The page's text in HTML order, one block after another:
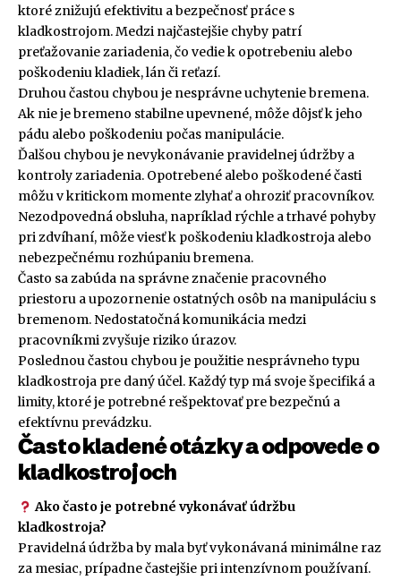
ktoré znižujú efektivitu a bezpečnosť práce s
kladkostrojom. Medzi najčastejšie chyby patrí
preťažovanie zariadenia, čo vedie k opotrebeniu alebo
poškodeniu kladiek, lán či reťazí.
Druhou častou chybou je nesprávne uchytenie bremena.
Ak nie je bremeno stabilne upevnené, môže dôjsť k jeho
pádu alebo poškodeniu počas manipulácie.
Ďalšou chybou je nevykonávanie pravidelnej údržby a
kontroly zariadenia. Opotrebené alebo poškodené časti
môžu v kritickom momente zlyhať a ohroziť pracovníkov.
Nezodpovedná obsluha, napríklad rýchle a trhavé pohyby
pri zdvíhaní, môže viesť k poškodeniu kladkostroja alebo
nebezpečnému rozhúpaniu bremena.
Často sa zabúda na správne značenie pracovného
priestoru a upozornenie ostatných osôb na manipuláciu s
bremenom. Nedostatočná komunikácia medzi
pracovníkmi zvyšuje riziko úrazov.
Poslednou častou chybou je použitie nesprávneho typu
kladkostroja pre daný účel. Každý typ má svoje špecifiká a
limity, ktoré je potrebné rešpektovať pre bezpečnú a
efektívnu prevádzku.
Často kladené otázky a odpovede o
kladkostrojoch
Ako často je potrebné vykonávať údržbu
kladkostroja?
Pravidelná údržba by mala byť vykonávaná minimálne raz
za mesiac, prípadne častejšie pri intenzívnom používaní.